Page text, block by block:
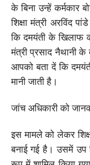
के बिना उन्हें कर्मकार
शिक्षा मंत्री अरविंद
कि दमयंती के खिलाफ
मंत्री प्रसाद नैथानी के
आपको बता दें कि
मानी जाती है।
जांच अधिकारी को
इस मामले को लेकर
बनाई गई है। उसमें उप